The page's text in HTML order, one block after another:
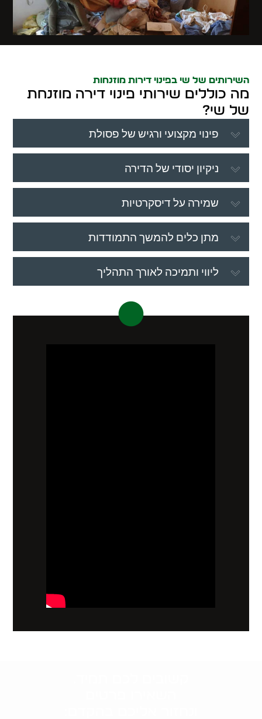
השירותים של שי בפינוי דירות מוזנחות
מה כוללים שירותי פינוי דירה מוזנחת
של שי?
פינוי מקצועי ורגיש של פסולת
ניקיון יסודי של הדירה
שמירה על דיסקרטיות
מתן כלים להמשך התמודדות
ליווי ותמיכה לאורך התהליך